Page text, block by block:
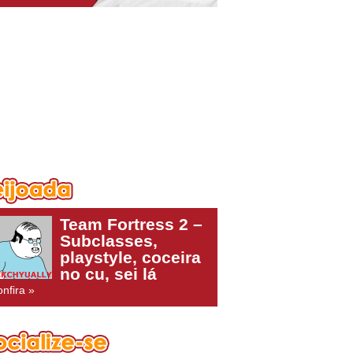
Team Fortress 2 –
Subclasses,
playstyle, coceira
no cu, sei lá
»